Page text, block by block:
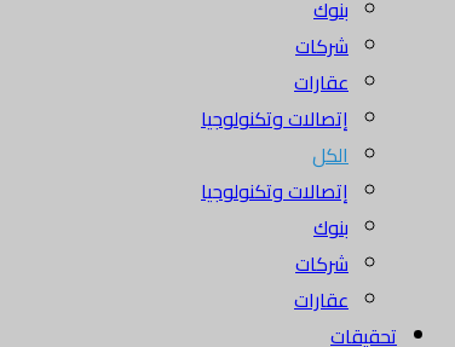
بنوك
شركات
عقارات
إتصالات وتكنولوجيا
الكل
إتصالات وتكنولوجيا
بنوك
شركات
عقارات
تحقيقات